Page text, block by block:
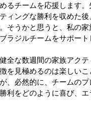
るチームを応援します
ィングな勝利を収めた
そうかと思うと、私の
ジルチームをサポート
全な数週間の家族アク
を見極めるのは楽しい
、必然的に、チームの
利をどのように喜び、